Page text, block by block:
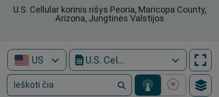
U.S. Cellular korinis rišys Peoria, Maricopa County,
Arizona, Jungtinės Valstijos
US U.S. Cellular